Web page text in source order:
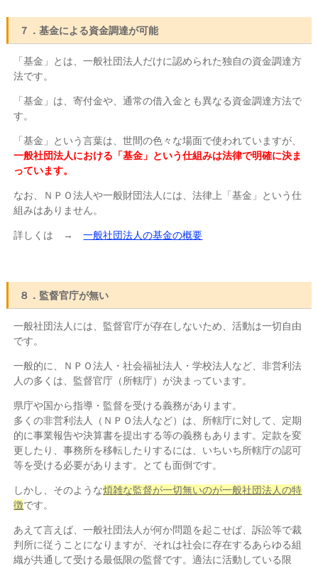
７．基金による資金調達が可能
「基金」とは、一般社団法人だけに認められた独自の資金調達方
法です。
「基金」は、寄付金や、通常の借入金とも異なる資金調達方法で
す。
「基金」という言葉は、世間の色々な場面で使われていますが、
一般社団法人における「基金」という仕組みは法律で明確に決ま
っています。
なお、ＮＰＯ法人や一般財団法人には、法律上「基金」という仕
組みはありません。
詳しくは →一般社団法人の基金の概要
８．監督官庁が無い
一般社団法人には、監督官庁が存在しないため、活動は一切自由
です。
一般的に、ＮＰＯ法人・社会福祉法人・学校法人など、非営利法
人の多くは、監督官庁（所轄庁）が決まっています。
県庁や国から指導・監督を受ける義務があります。
多くの非営利法人（ＮＰＯ法人など）は、所轄庁に対して、定期
的に事業報告や決算書を提出する等の義務もあります。定款を変
更したり、事務所を移転したりするには、いちいち所轄庁の認可
等を受ける必要があります。とても面倒です。
しかし、そのような煩雑な監督が一切無いのが一般社団法人の特
徴です。
あえて言えば、一般社団法人が何か問題を起こせば、訴訟等で裁
判所に従うことになりますが、それは社会に存在するあらゆる組
織が共通して受ける最低限の監督です。適法に活動している限